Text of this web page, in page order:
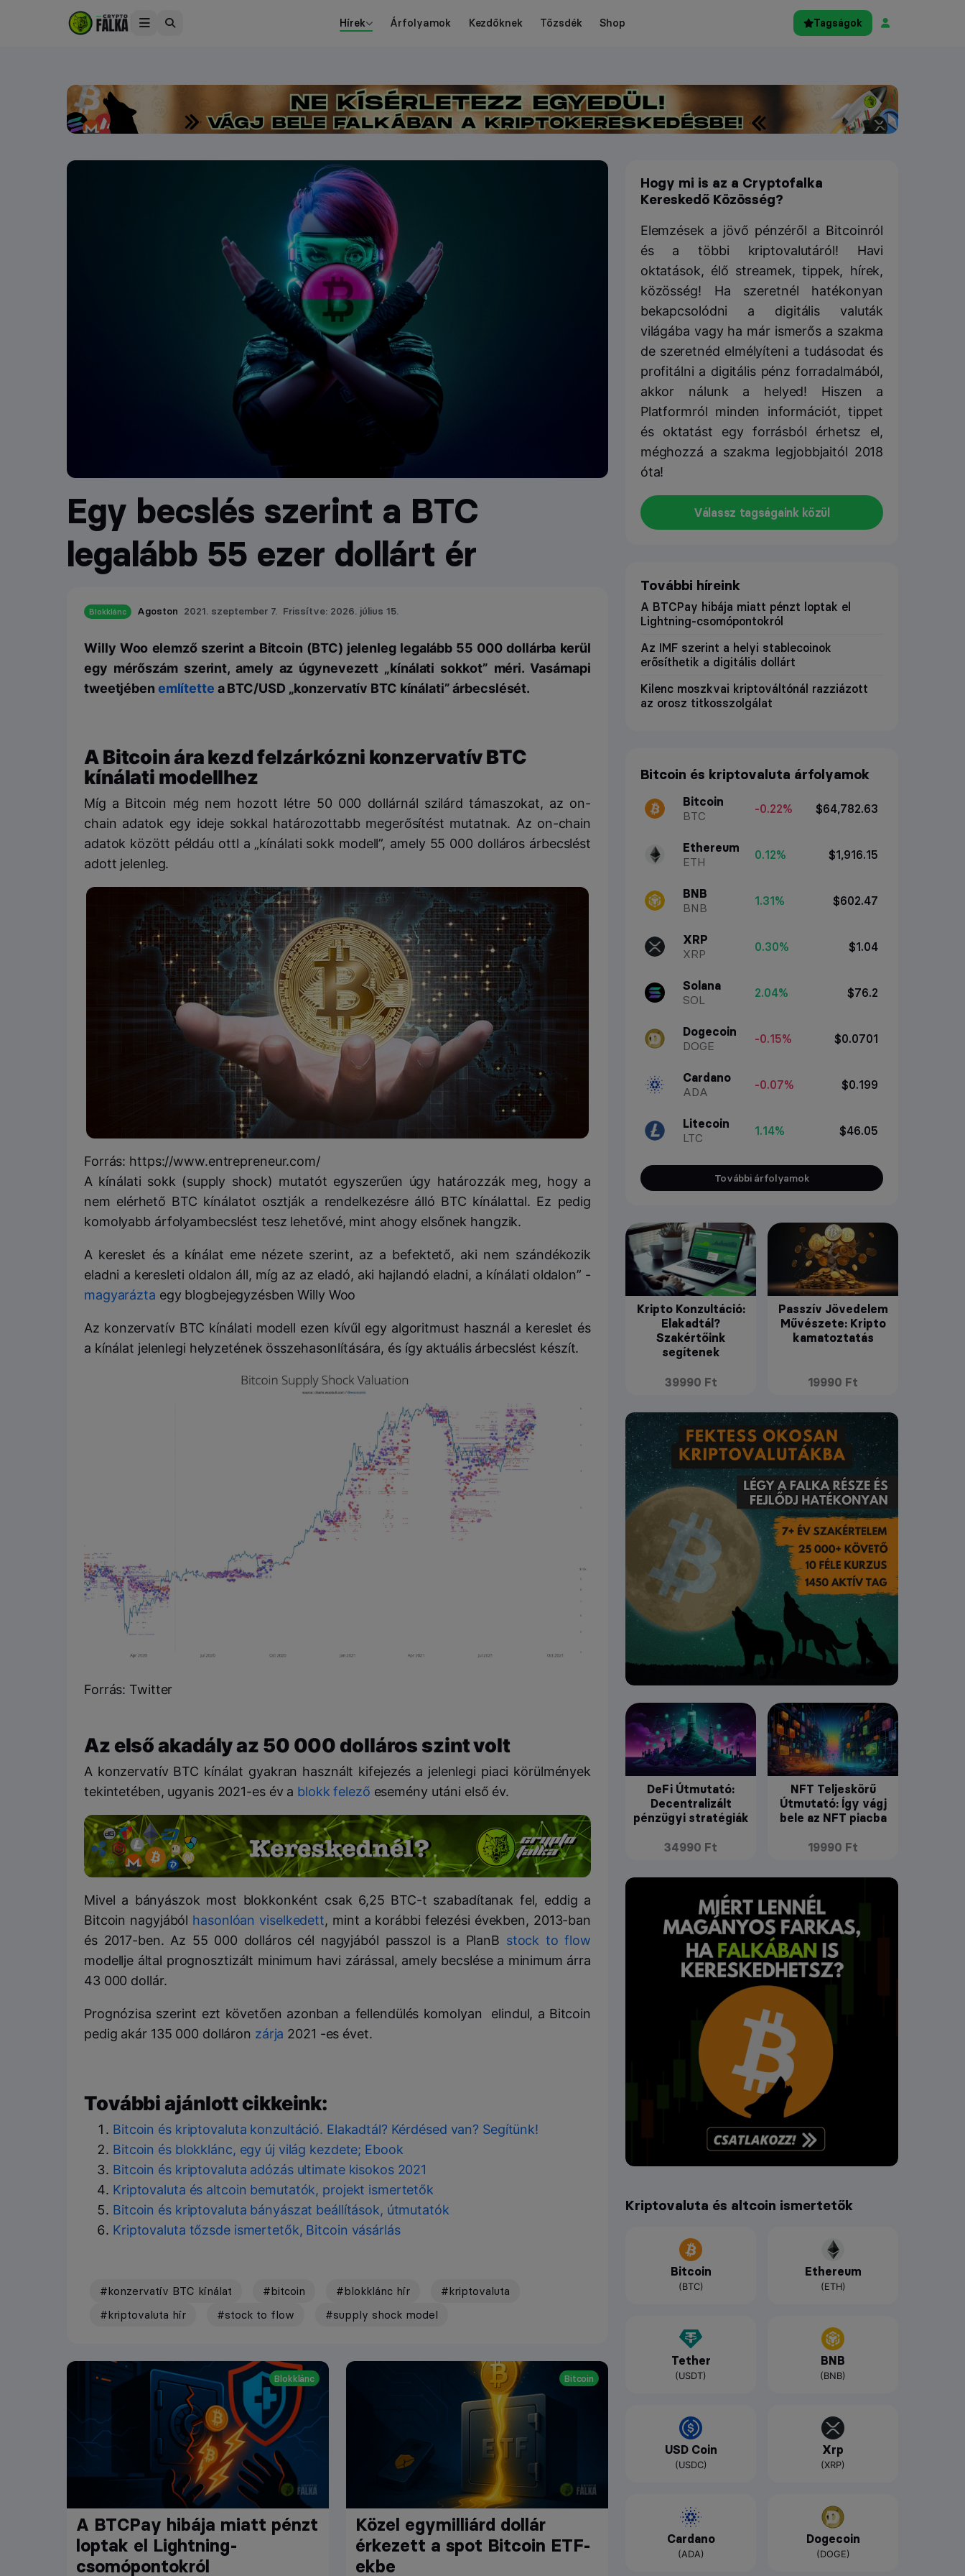
Hírek Árfolyamok Kezdőknek Tőzsdék Shop Tagságok
Egy becslés szerint a BTC
legalább 55 ezer dollárt ér
Blokklánc Agoston 2021. szeptember 7. Frissítve: 2026. július 15.
Willy Woo elemző szerint a Bitcoin (BTC) jelenleg legalább 55 000 dollárba kerül
egy mérőszám szerint, amely az úgynevezett „kínálati sokkot” méri. Vasárnapi
tweetjében említette a BTC/USD „konzervatív BTC kínálati” árbecslését.
A Bitcoin ára kezd felzárkózni konzervatív BTC
kínálati modellhez
Míg a Bitcoin még nem hozott létre 50 000 dollárnál szilárd támaszokat, az on-
chain adatok egy ideje sokkal határozottabb megerősítést mutatnak. Az on-chain
adatok között példáu ottl a „kínálati sokk modell”, amely 55 000 dolláros árbecslést
adott jelenleg.
Forrás: https://www.entrepreneur.com/
A kínálati sokk (supply shock) mutatót egyszerűen úgy határozzák meg, hogy a
nem elérhető BTC kínálatot osztják a rendelkezésre álló BTC kínálattal. Ez pedig
komolyabb árfolyambecslést tesz lehetővé, mint ahogy elsőnek hangzik.
A kereslet és a kínálat eme nézete szerint, az a befektető, aki nem szándékozik
eladni a keresleti oldalon áll, míg az az eladó, aki hajlandó eladni, a kínálati oldalon” -
magyarázta egy blogbejegyzésben Willy Woo
Az konzervatív BTC kínálati modell ezen kívűl egy algoritmust használ a kereslet és
a kínálat jelenlegi helyzetének összehasonlítására, és így aktuális árbecslést készít.
Forrás: Twitter
Az első akadály az 50 000 dolláros szint volt
A konzervatív BTC kínálat gyakran használt kifejezés a jelenlegi piaci körülmények
tekintetében, ugyanis 2021-es év a blokk felező esemény utáni első év.
Mivel a bányászok most blokkonként csak 6,25 BTC-t szabadítanak fel, eddig a
Bitcoin nagyjából hasonlóan viselkedett, mint a korábbi felezési években, 2013-ban
és 2017-ben. Az 55 000 dolláros cél nagyjából passzol is a PlanB stock to flow
modellje által prognosztizált minimum havi zárással, amely becslése a minimum árra
43 000 dollár.
Prognózisa szerint ezt követően azonban a fellendülés komolyan elindul, a Bitcoin
pedig akár 135 000 dolláron zárja 2021 -es évet.
További ajánlott cikkeink:
Bitcoin és kriptovaluta konzultáció. Elakadtál? Kérdésed van? Segítünk!
Bitcoin és blokklánc, egy új világ kezdete; Ebook
Bitcoin és kriptovaluta adózás ultimate kisokos 2021
Kriptovaluta és altcoin bemutatók, projekt ismertetők
Bitcoin és kriptovaluta bányászat beállítások, útmutatók
Kriptovaluta tőzsde ismertetők, Bitcoin vásárlás
#konzervatív BTC kínálat #bitcoin #blokklánc hír
#kriptovaluta
#kriptovaluta hír
#stock to flow #supply shock model
Blokklánc
A BTCPay hibája miatt pénzt
loptak el Lightning-
csomópontokról
Bitcoin
Közel egymilliárd dollár
érkezett a spot Bitcoin ETF-
ekbe
Hogy mi is az a Cryptofalka
Kereskedő Közösség?
Elemzések a jövő pénzéről a Bitcoinról
és a többi kriptovalutáról! Havi
oktatások, élő streamek, tippek, hírek,
közösség! Ha szeretnél hatékonyan
bekapcsolódni a digitális valuták
világába vagy ha már ismerős a szakma
de szeretnéd elmélyíteni a tudásodat és
profitálni a digitális pénz forradalmából,
akkor nálunk a helyed! Hiszen a
Platformról minden információt, tippet
és oktatást egy forrásból érhetsz el,
méghozzá a szakma legjobbjaitól 2018
óta!
Válassz tagságaink közül
További híreink
A BTCPay hibája miatt pénzt loptak el
Lightning-csomópontokról
Az IMF szerint a helyi stablecoinok
erősíthetik a digitális dollárt
Kilenc moszkvai kriptováltónál razziázott
az orosz titkosszolgálat
Bitcoin és kriptovaluta árfolyamok
Bitcoin
BTC
-0.22% $64,782.63
Ethereum
ETH
0.12% $1,916.15
BNB
BNB
1.31% $602.47
XRP
XRP
0.30% $1.04
Solana
SOL
2.04% $76.2
Dogecoin
DOGE
-0.15% $0.0701
Cardano
ADA
-0.07% $0.199
Litecoin
LTC
1.14% $46.05
További árfolyamok
Kripto Konzultáció:
Elakadtál?
Szakértőink
segítenek
39990 Ft
Passzív Jövedelem
Művészete: Kripto
kamatoztatás
19990 Ft
DeFi Útmutató:
Decentralizált
pénzügyi stratégiák
34990 Ft
NFT Teljeskörű
Útmutató: Így vágj
bele az NFT piacba
19990 Ft
Kriptovaluta és altcoin ismertetők
Bitcoin
(BTC)
Ethereum
(ETH)
Tether
(USDT)
BNB
(BNB)
USD Coin
(USDC)
Xrp
(XRP)
Cardano
(ADA)
Dogecoin
(DOGE)